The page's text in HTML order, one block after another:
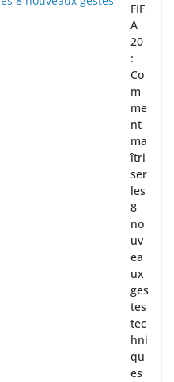
FIF
A
20
:
Co
m
me
nt
ma
îtri
ser
les
8
no
uv
ea
ux
ges
tes
tec
hni
qu
es